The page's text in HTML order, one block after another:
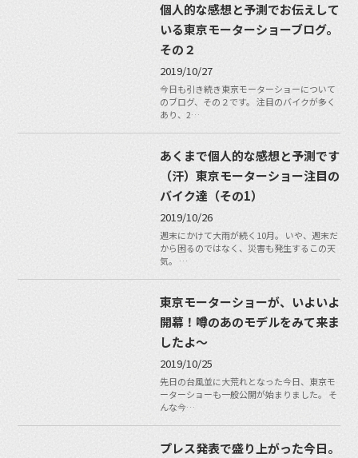
個人的な感想と予測でお伝えして
いる東京モーターショーブログ。
その２
2019/10/27
今日も引き続き東京モーターショーについて
のブログ、その２です。 注目のバイクが多く
あり、2…
あくまで個人的な感想と予測です
（汗）東京モーターショー注目の
バイク達（その1）
2019/10/26
週末にかけて大雨が続く10月。 いや、週末だ
から困るのではなく、災害も発生するこの天
気。 …
東京モーターショーが、いよいよ
開幕！噂のあのモデルをみて来ま
したよ〜
2019/10/25
先日の台風並に大荒れとなった今日、東京モ
ーターショーも一般公開が始まりました。 そ
んな今…
プレス発表で盛り上がった今日。